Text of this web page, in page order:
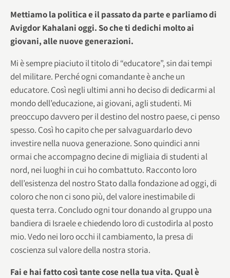
Mettiamo la politica e il passato da parte e parliamo di
Avigdor Kahalani oggi. So che ti dedichi molto ai
giovani, alle nuove generazioni.
Mi è sempre piaciuto il titolo di “educatore”, sin dai tempi
del militare. Perché ogni comandante è anche un
educatore. Così negli ultimi anni ho deciso di dedicarmi al
mondo dell’educazione, ai giovani, agli studenti. Mi
preoccupo davvero per il destino del nostro paese, ci penso
spesso. Così ho capito che per salvaguardarlo devo
investire nella nuova generazione. Sono quindici anni
ormai che accompagno decine di migliaia di studenti al
nord, nei luoghi in cui ho combattuto. Racconto loro
dell’esistenza del nostro Stato dalla fondazione ad oggi, di
coloro che non ci sono più, del valore inestimabile di
questa terra. Concludo ogni tour donando al gruppo una
bandiera di Israele e chiedendo loro di custodirla al posto
mio. Vedo nei loro occhi il cambiamento, la presa di
coscienza sul valore della nostra storia.
Fai e hai fatto così tante cose nella tua vita. Qual è